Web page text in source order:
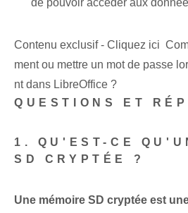
de pouvoir accéder aux
Contenu exclusif - Cliquez ici
ment ou mettre un mot de passe
nt dans LibreOffice ?
QUESTIONS ET
1. QU'EST-CE
SD CRYPTÉE ?
Une mémoire SD cryptée est